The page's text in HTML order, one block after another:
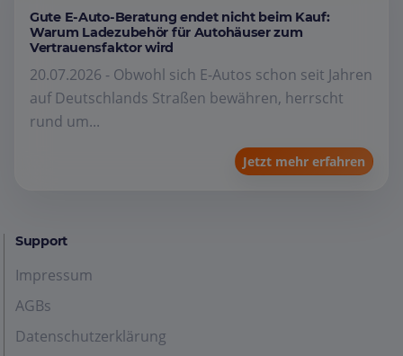
Gute E-Auto-Beratung endet nicht beim Kauf:
Warum Ladezubehör für Autohäuser zum
Vertrauensfaktor wird
20.07.2026 - Obwohl sich E-Autos schon seit Jahren
auf Deutschlands Straßen bewähren, herrscht
rund um...
Jetzt mehr erfahren
Support
Impressum
AGBs
Datenschutzerklärung